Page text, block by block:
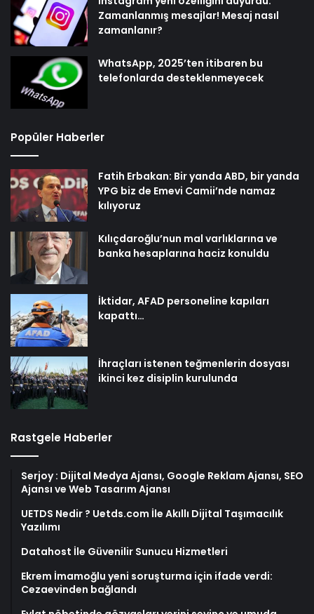
Zamanlanmış mesajlar! Mesaj nasıl
zamanlanır?
WhatsApp, 2025’ten itibaren bu
telefonlarda desteklenmeyecek
Popüler Haberler
Fatih Erbakan: Bir yanda ABD, bir yanda
YPG biz de Emevi Camii’nde namaz
kılıyoruz
Kılıçdaroğlu’nun mal varlıklarına ve
banka hesaplarına haciz konuldu
İktidar, AFAD personeline kapıları
kapattı…
İhraçları istenen teğmenlerin dosyası
ikinci kez disiplin kurulunda
Rastgele Haberler
Serjoy : Dijital Medya Ajansı, Google Reklam Ajansı, SEO
Ajansı ve Web Tasarım Ajansı
UETDS Nedir ? Uetds.com İle Akıllı Dijital Taşımacılık
Yazılımı
Datahost İle Güvenilir Sunucu Hizmetleri
Ekrem İmamoğlu yeni soruşturma için ifade verdi:
Cezaevinden bağlandı